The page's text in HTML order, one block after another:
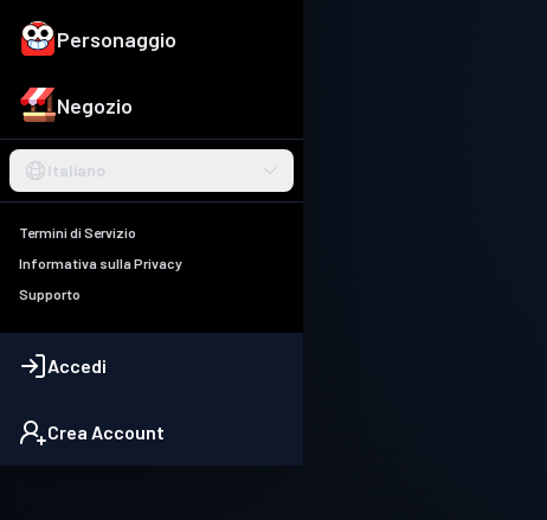
Personaggio
Negozio
Italiano
Termini di Servizio
Informativa sulla Privacy
Supporto
Accedi
Crea Account